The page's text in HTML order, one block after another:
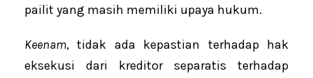
pailit yang masih memiliki upaya hukum.
Keenam, tidak ada kepastian terhadap hak
eksekusi dari kreditor separatis terhadap